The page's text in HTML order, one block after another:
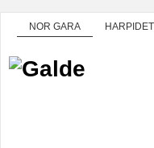
NOR GARA